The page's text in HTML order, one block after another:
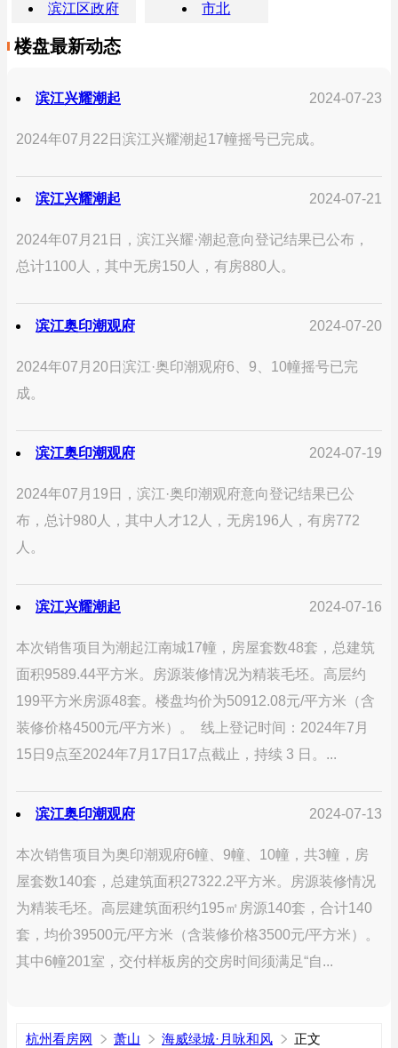
滨江区政府 市北
楼盘最新动态
滨江兴耀潮起 2024-07-23
2024年07月22日滨江兴耀潮起17幢摇号已完成。
滨江兴耀潮起 2024-07-21
2024年07月21日，滨江兴耀·潮起意向登记结果已公布，
总计1100人，其中无房150人，有房880人。
滨江奥印潮观府 2024-07-20
2024年07月20日滨江·奥印潮观府6、9、10幢摇号已完
成。
滨江奥印潮观府 2024-07-19
2024年07月19日，滨江·奥印潮观府意向登记结果已公
布，总计980人，其中人才12人，无房196人，有房772
人。
滨江兴耀潮起 2024-07-16
本次销售项目为潮起江南城17幢，房屋套数48套，总建筑
面积9589.44平方米。房源装修情况为精装毛坯。高层约
199平方米房源48套。楼盘均价为50912.08元/平方米（含
装修价格4500元/平方米）。 线上登记时间：2024年7月
15日9点至2024年7月17日17点截止，持续 3 日。...
滨江奥印潮观府 2024-07-13
本次销售项目为奥印潮观府6幢、9幢、10幢，共3幢，房
屋套数140套，总建筑面积27322.2平方米。房源装修情况
为精装毛坯。高层建筑面积约195㎡房源140套，合计140
套，均价39500元/平方米（含装修价格3500元/平方米）。
其中6幢201室，交付样板房的交房时间须满足“自...
杭州看房网 萧山 海威绿城·月咏和风 正文